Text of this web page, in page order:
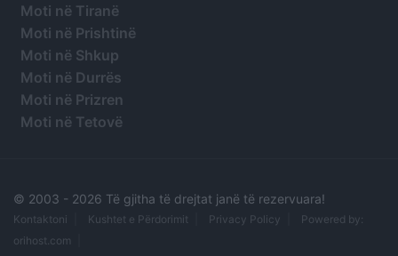
Moti në Tiranë
Moti në Prishtinë
Moti në Shkup
Moti në Durrës
Moti në Prizren
Moti në Tetovë
© 2003 - 2026 Të gjitha të drejtat janë të rezervuara!
Kontaktoni Kushtet e Përdorimit Privacy Policy
Powered by:
orihost.com